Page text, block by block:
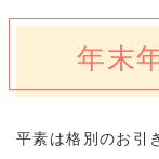
年末
平素は格別のお引